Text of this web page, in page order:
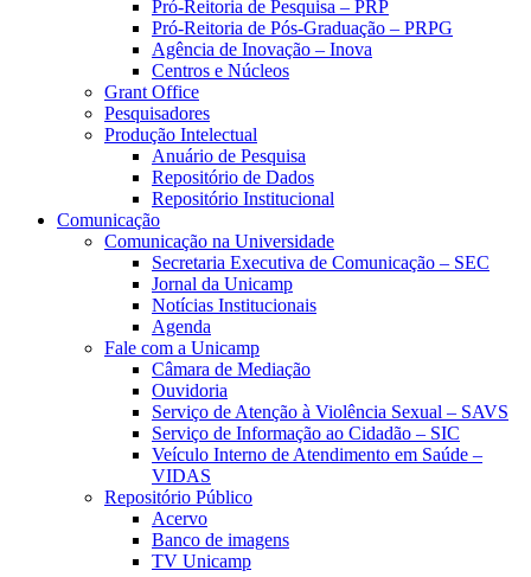
Pró-Reitoria de Pesquisa – PRP
Pró-Reitoria de Pós-Graduação – PRPG
Agência de Inovação – Inova
Centros e Núcleos
Grant Office
Pesquisadores
Produção Intelectual
Anuário de Pesquisa
Repositório de Dados
Repositório Institucional
Comunicação
Comunicação na Universidade
Secretaria Executiva de Comunicação – SEC
Jornal da Unicamp
Notícias Institucionais
Agenda
Fale com a Unicamp
Câmara de Mediação
Ouvidoria
Serviço de Atenção à Violência Sexual – SAVS
Serviço de Informação ao Cidadão – SIC
Veículo Interno de Atendimento em Saúde –
VIDAS
Repositório Público
Acervo
Banco de imagens
TV Unicamp